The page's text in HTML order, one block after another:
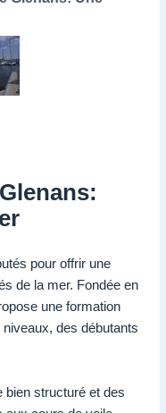
pour offrir une
de la mer. Fondée en
une formation
des débutants
bien structuré et des